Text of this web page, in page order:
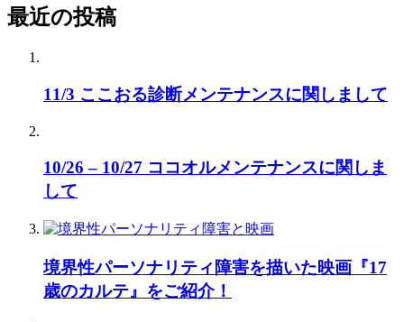
最近の投稿
11/3 ここおる診断メンテナンスに関しまして
10/26 – 10/27 ココオルメンテナンスに関しま
して
境界性パーソナリティ障害を描いた映画『17
歳のカルテ』をご紹介！